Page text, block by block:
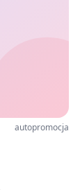
autopromocja